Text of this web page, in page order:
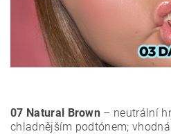
07 Natural Brown – neutrální
chladnějším podtónem;